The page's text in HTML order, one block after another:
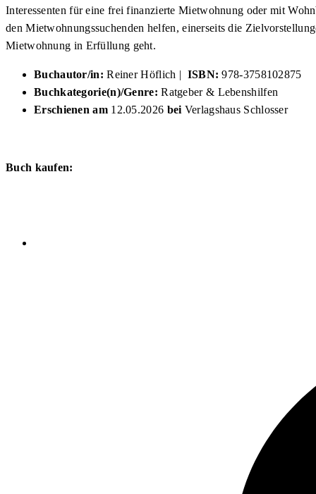
Interessenten für eine frei finanzierte Mietwohnung oder mit
den Mietwohnungssuchenden helfen, einerseits die
Mietwohnung in Erfüllung geht.
Buchautor/in:Reiner Höflich | ISBN:978-3758102875
Buchkategorie(n)/Genre:Ratgeber & Lebenshilfen
Erschienen am12.05.2026 bei Verlagshaus Schlosser
Buch kaufen: